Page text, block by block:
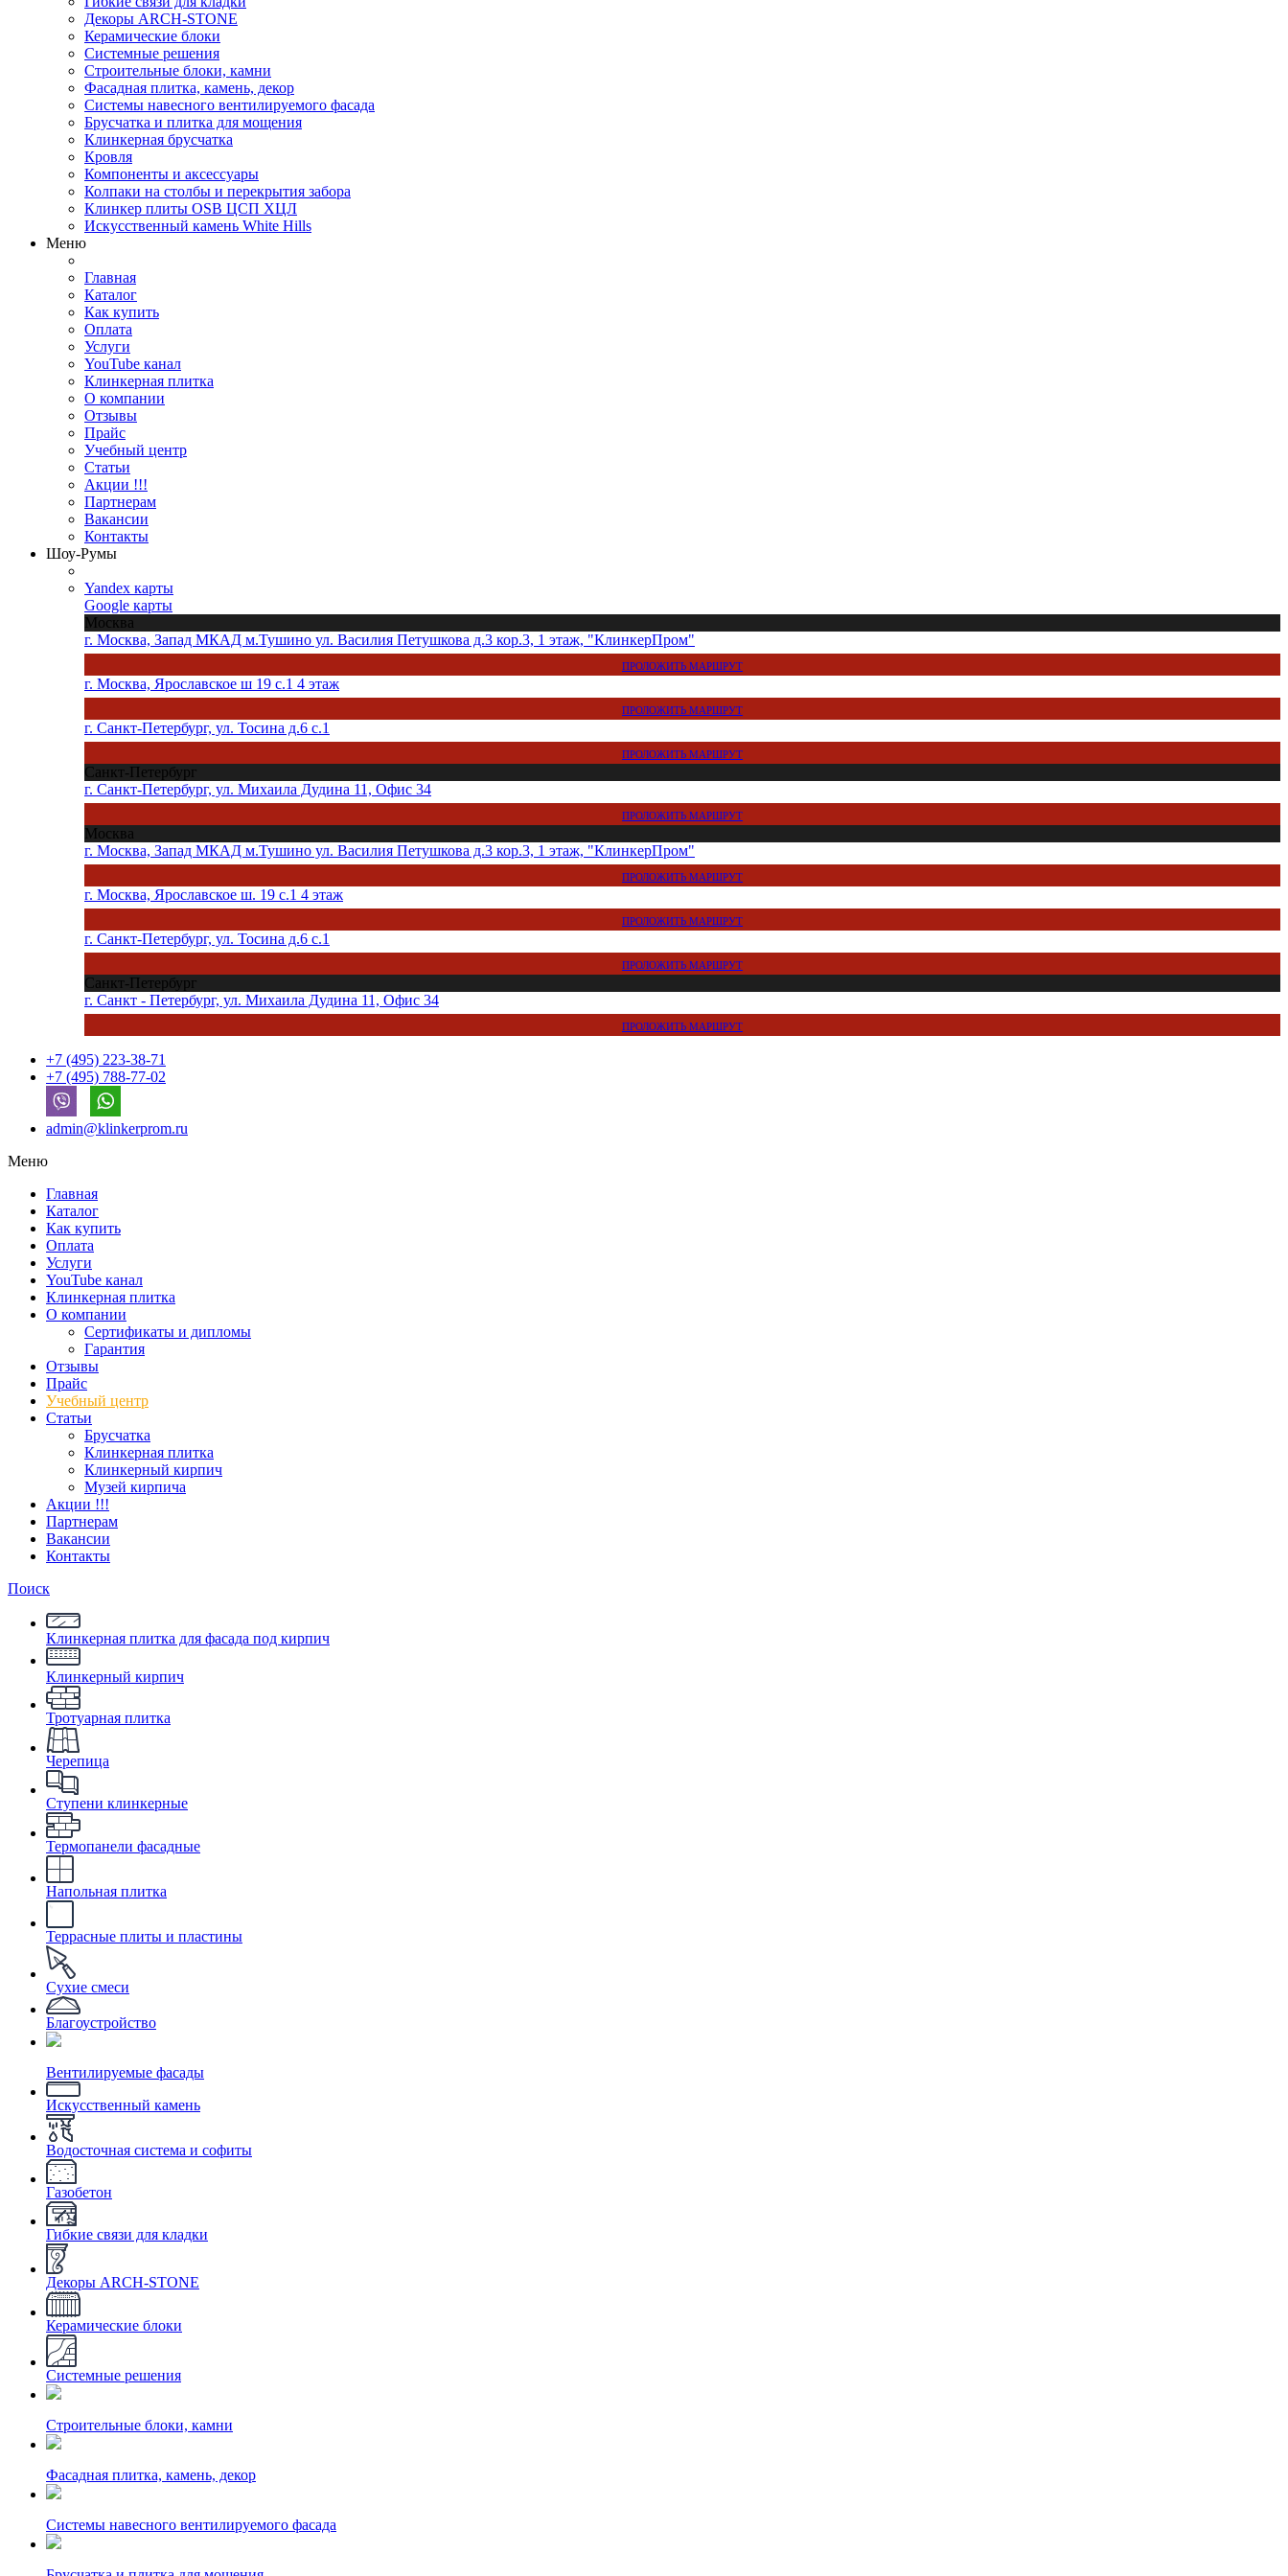
Декоры ARCH-STONE
Керамические блоки
Системные решения
Строительные блоки, камни
Фасадная плитка, камень, декор
Системы навесного вентилируемого фасада
Брусчатка и плитка для мощения
Клинкерная брусчатка
Кровля
Компоненты и аксессуары
Колпаки на столбы и перекрытия забора
Клинкер плиты OSB ЦСП ХЦЛ
Искусственный камень White Hills
Меню
Главная
Каталог
Как купить
Оплата
Услуги
YouTube канал
Клинкерная плитка
О компании
Отзывы
Прайс
Учебный центр
Статьи
Акции !!!
Партнерам
Вакансии
Контакты
Шоу-Румы
Yandex карты
Google карты
Москва
г. Москва, Запад МКАД м.Тушино ул. Василия Петушкова д.3 кор.3, 1 этаж, "КлинкерПром"
ПРОЛОЖИТЬ МАРШРУТ
г. Москва, Ярославское ш 19 с.1 4 этаж
ПРОЛОЖИТЬ МАРШРУТ
г. Санкт-Петербург, ул. Тосина д.6 с.1
ПРОЛОЖИТЬ МАРШРУТ
Санкт-Петербург
г. Санкт-Петербург, ул. Михаила Дудина 11, Офис 34
ПРОЛОЖИТЬ МАРШРУТ
Москва
г. Москва, Запад МКАД м.Тушино ул. Василия Петушкова д.3 кор.3, 1 этаж, "КлинкерПром"
ПРОЛОЖИТЬ МАРШРУТ
г. Москва, Ярославское ш. 19 с.1 4 этаж
ПРОЛОЖИТЬ МАРШРУТ
г. Санкт-Петербург, ул. Тосина д.6 с.1
ПРОЛОЖИТЬ МАРШРУТ
Санкт-Петербург
г. Санкт - Петербург, ул. Михаила Дудина 11, Офис 34
ПРОЛОЖИТЬ МАРШРУТ
+7 (495) 223-38-71
+7 (495) 788-77-02
admin@klinkerprom.ru
Меню
Главная
Каталог
Как купить
Оплата
Услуги
YouTube канал
Клинкерная плитка
О компании
Сертификаты и дипломы
Гарантия
Отзывы
Прайс
Учебный центр
Статьи
Брусчатка
Клинкерная плитка
Клинкерный кирпич
Музей кирпича
Акции !!!
Партнерам
Вакансии
Контакты
Поиск
Клинкерная плитка для фасада под кирпич
Клинкерный кирпич
Тротуарная плитка
Черепица
Ступени клинкерные
Термопанели фасадные
Напольная плитка
Террасные плиты и пластины
Сухие смеси
Благоустройство
Вентилируемые фасады
Искусственный камень
Водосточная система и софиты
Газобетон
Гибкие связи для кладки
Декоры ARCH-STONE
Керамические блоки
Системные решения
Строительные блоки, камни
Фасадная плитка, камень, декор
Системы навесного вентилируемого фасада